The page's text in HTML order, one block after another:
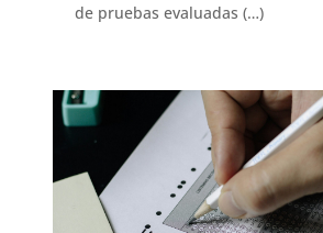
de pruebas evaluadas (…)